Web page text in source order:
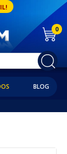
0
BLOG